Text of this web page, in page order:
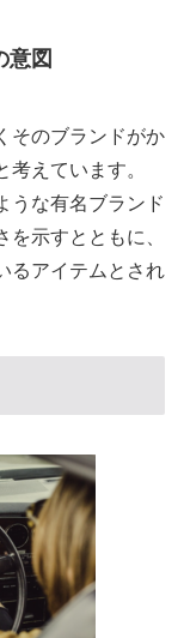
意図
そのブランドがか
えています。
うな有名ブランド
示すとともに、
るアイテムとされ